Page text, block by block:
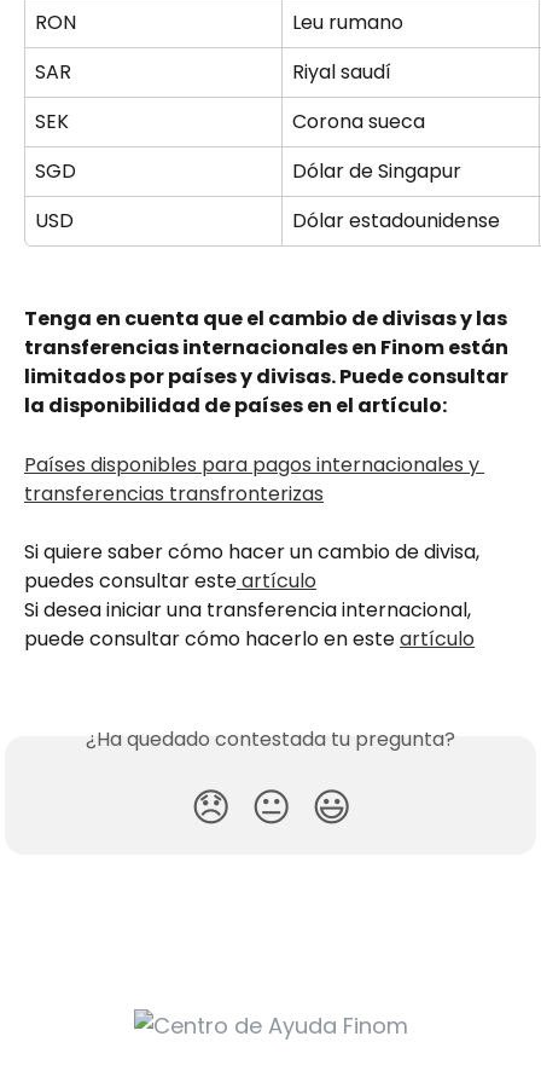
RON
Leu rumano
SAR
Riyal saudí
SEK
Corona sueca
SGD
Dólar de Singapur
USD
Dólar estadounidense
Tenga en cuenta que el cambio de divisas y las
transferencias internacionales en Finom están
limitados por países y divisas. Puede consultar
la disponibilidad de países en el artículo:
Países disponibles para pagos internacionales y
transferencias transfronterizas
Si quiere saber cómo hacer un cambio de divisa,
puedes consultar este artículo
Si desea iniciar una transferencia internacional,
puede consultar cómo hacerlo en este artículo
¿Ha quedado contestada tu pregunta?
😞 😐 😃